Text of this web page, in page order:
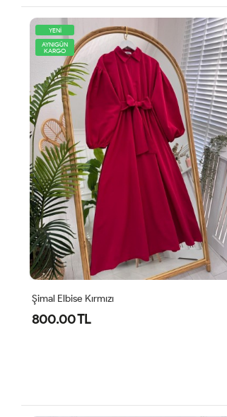
YENİ
AYNIGÜN
KARGO
Şimal Elbise Kırmızı
800.00 TL